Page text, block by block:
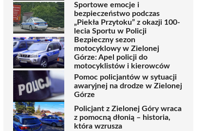
Sportowe emocje i
bezpieczeństwo podczas
„Piekła Przytoku” z okazji 100-
lecia Sportu w Policji
Bezpieczny sezon
motocyklowy w Zielonej
Górze: Apel policji do
motocyklistów i kierowców
Pomoc policjantów w sytuacji
awaryjnej na drodze w Zielonej
Górze
Policjant z Zielonej Góry wraca
z pomocną dłonią – historia,
która wzrusza